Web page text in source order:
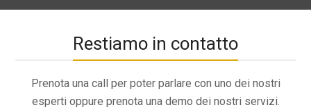
Restiamo in contatto
Prenota una call per poter parlare con uno dei nostri
esperti oppure prenota una demo dei nostri servizi.